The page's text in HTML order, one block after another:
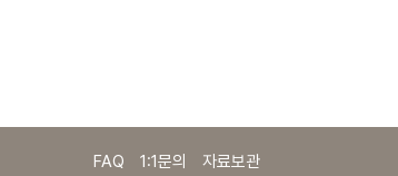
FAQ 1:1문의 자료보관